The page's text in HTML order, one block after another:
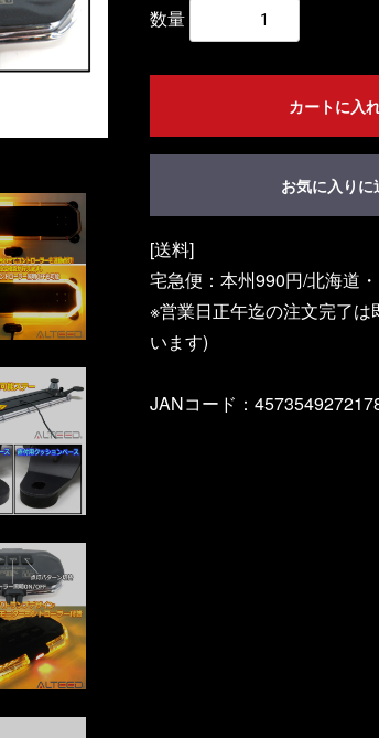
数量
カートに入
お気に入りに
[送料]
宅急便：本州990円/北海道
※営業日正午迄の注文完了
います)
JANコード：